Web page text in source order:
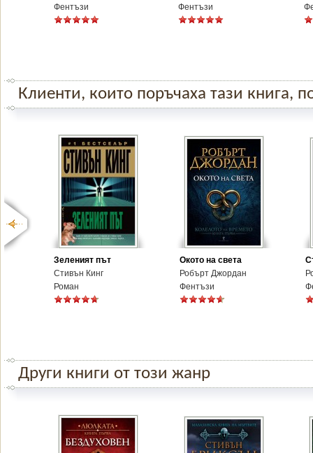
Фентъзи
Фентъзи
Клиенти, които поръчаха тази книга,
Зеленият път
Стивън Кинг
Роман
Окото на света
Робърт Джордан
Фентъзи
Други книги от този жанр